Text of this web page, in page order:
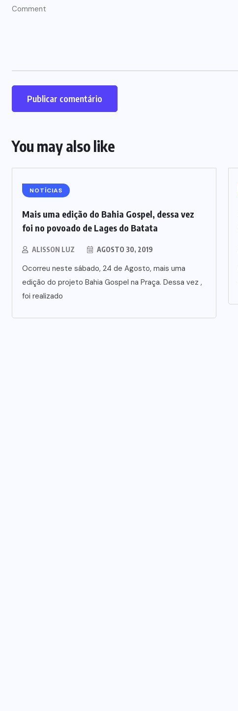
You may also like
NOTÍCIAS
Mais uma edição do Bahia Gospel, dessa vez
foi no povoado de Lages do Batata
ALISSON LUZ AGOSTO 30, 2019
Ocorreu neste sábado, 24 de Agosto, mais uma
edição do projeto Bahia Gospel na Praça. Dessa vez ,
foi realizado